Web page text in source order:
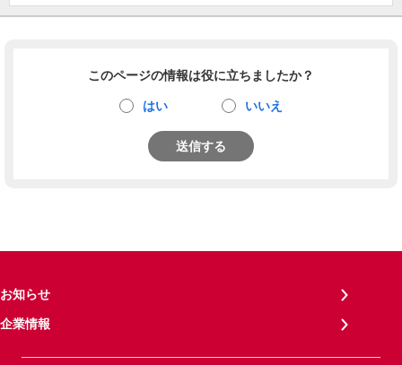
このページの情報は役に立ちましたか？
はい いいえ
送信する
お知らせ
企業情報